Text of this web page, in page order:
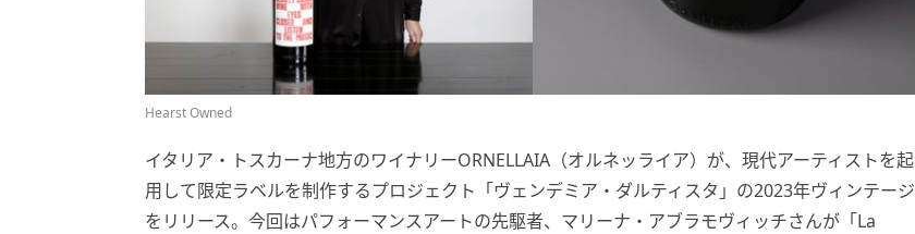
Hearst Owned
イタリア・トスカーナ地方のワイナリーORNELLAIA（オルネッライア）が、現代アーティストを起
用して限定ラベルを制作するプロジェクト「ヴェンデミア・ダルティスタ」の2023年ヴィンテージ
をリリース。今回はパフォーマンスアートの先駆者、マリーナ・アブラモヴィッチさんが「La